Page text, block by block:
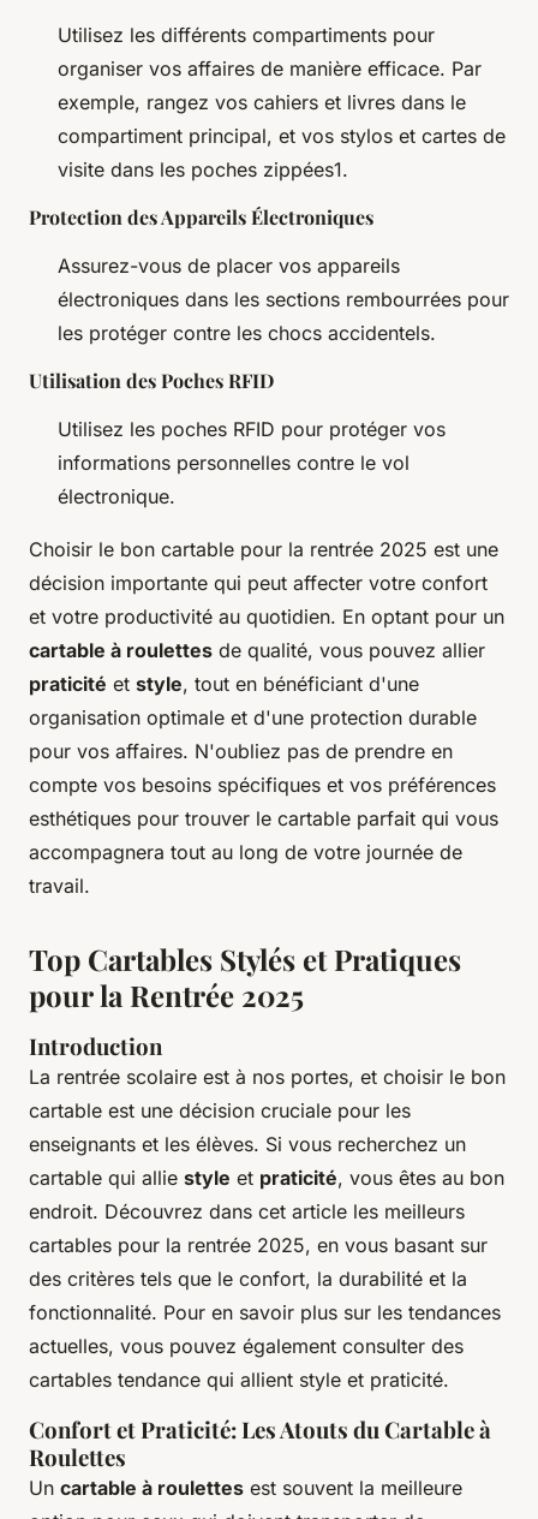
Utilisez les différents compartiments pour
organiser vos affaires de manière efficace. Par
exemple, rangez vos cahiers et livres dans le
compartiment principal, et vos stylos et cartes de
visite dans les poches zippées1.
Protection des Appareils Électroniques
Assurez-vous de placer vos appareils
électroniques dans les sections rembourrées pour
les protéger contre les chocs accidentels.
Utilisation des Poches RFID
Utilisez les poches RFID pour protéger vos
informations personnelles contre le vol
électronique.
Choisir le bon cartable pour la rentrée 2025 est une
décision importante qui peut affecter votre confort
et votre productivité au quotidien. En optant pour un
cartable à roulettes de qualité, vous pouvez allier
praticité et style, tout en bénéficiant d'une
organisation optimale et d'une protection durable
pour vos affaires. N'oubliez pas de prendre en
compte vos besoins spécifiques et vos préférences
esthétiques pour trouver le cartable parfait qui vous
accompagnera tout au long de votre journée de
travail.
Top Cartables Stylés et Pratiques
pour la Rentrée 2025
Introduction
La rentrée scolaire est à nos portes, et choisir le bon
cartable est une décision cruciale pour les
enseignants et les élèves. Si vous recherchez un
cartable qui allie style et praticité, vous êtes au bon
endroit. Découvrez dans cet article les meilleurs
cartables pour la rentrée 2025, en vous basant sur
des critères tels que le confort, la durabilité et la
fonctionnalité. Pour en savoir plus sur les tendances
actuelles, vous pouvez également consulter des
cartables tendance qui allient style et praticité.
Confort et Praticité: Les Atouts du Cartable à
Roulettes
Un cartable à roulettes est souvent la meilleure